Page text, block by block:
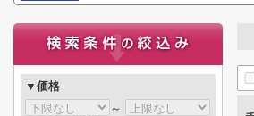
▼価格
～